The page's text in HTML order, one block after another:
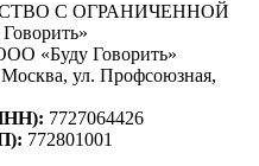
С ОГРАНИЧЕННОЙ
«Буду Говорить»
Москва, ул. Профсоюзная,
7727064426
772801001